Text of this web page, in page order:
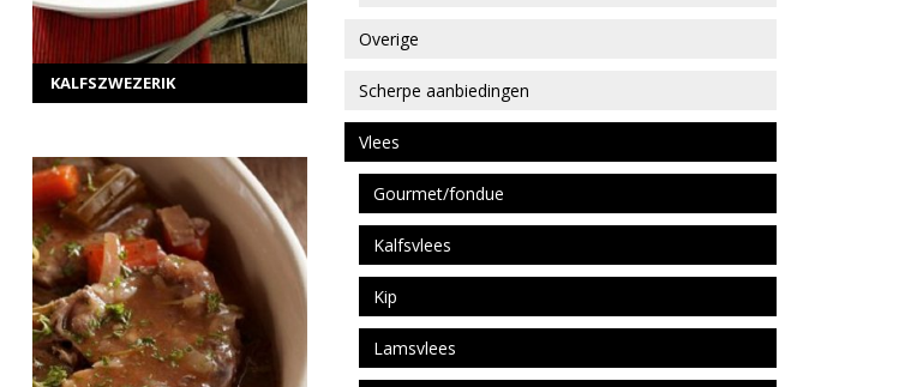
KALFSZWEZERIK
MEER INFORMATIE
Selecteer opties
Overige
Scherpe aanbiedingen
Vlees
Gourmet/fondue
Kalfsvlees
Kip
Lamsvlees